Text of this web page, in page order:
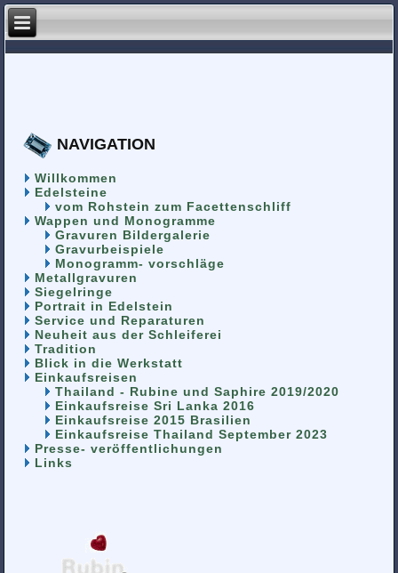
NAVIGATION
Willkommen
Edelsteine
vom Rohstein zum Facettenschliff
Wappen und Monogramme
Gravuren Bildergalerie
Gravurbeispiele
Monogramm- vorschläge
Metallgravuren
Siegelringe
Portrait in Edelstein
Service und Reparaturen
Neuheit aus der Schleiferei
Tradition
Blick in die Werkstatt
Einkaufsreisen
Thailand - Rubine und Saphire 2019/2020
Einkaufsreise Sri Lanka 2016
Einkaufsreise 2015 Brasilien
Einkaufsreise Thailand September 2023
Presse- veröffentlichungen
Links